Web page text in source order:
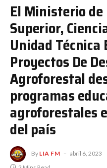
El Ministerio de
Superior,
Unidad Técnica
Proyectos De
Agroforestal
programas
agroforestales
del país
By LIA FM abril 6, 2023